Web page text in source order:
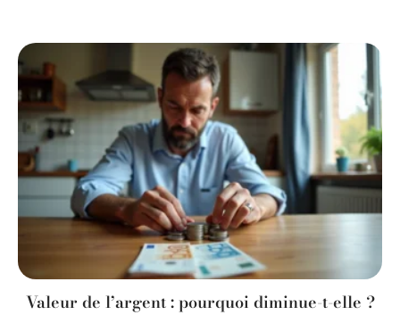
Valeur de l’argent : pourquoi diminue-t-elle ?